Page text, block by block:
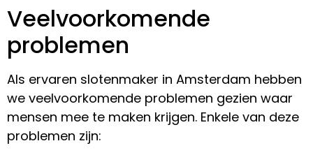
Veelvoorkomende
problemen
Als ervaren slotenmaker in Amsterdam hebben
we veelvoorkomende problemen gezien waar
mensen mee te maken krijgen. Enkele van deze
problemen zijn: